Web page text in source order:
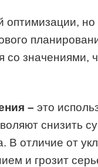
но
со значениями,
– это
снизить
В отличие от
и грозит